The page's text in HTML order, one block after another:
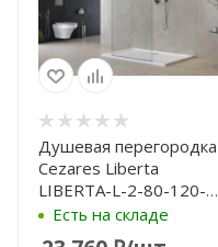
Душевая перегородка
Cezares Liberta
LIBERTA-L-2-80-120-C-
Cr 80 см, профиль
хром, стекло
Есть на складе